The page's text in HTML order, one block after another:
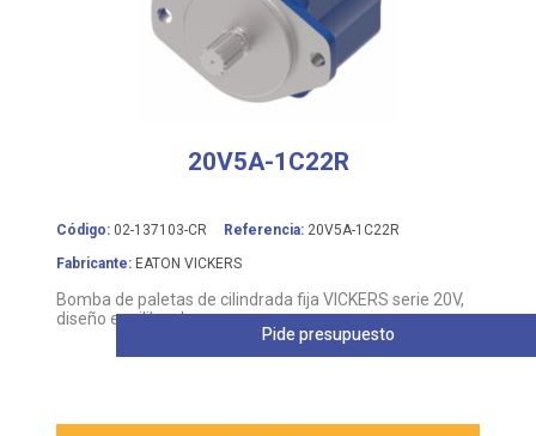
20V5A-1C22R
Código: 02-137103-CR Referencia: 20V5A-1C22R
Fabricante: EATON VICKERS
Bomba de paletas de cilindrada fija VICKERS serie 20V,
diseño equilibrado
Pide presupuesto